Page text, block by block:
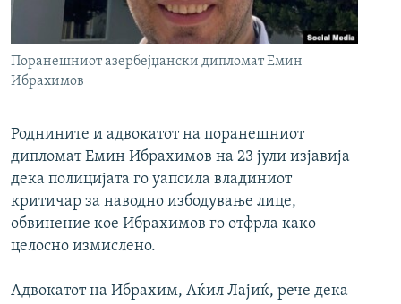
РСЕ веб страници
Поранешниот азербејџански дипломат Емин
Ибрахимов
Роднините и адвокатот на поранешниот
дипломат Емин Ибрахимов на 23 јули изјавија
дека полицијата го уапсила владиниот
критичар за наводно избодување лице,
обвинение кое Ибрахимов го отфрла како
целосно измислено.
Адвокатот на Ибрахим, Аќил Лајиќ, рече дека